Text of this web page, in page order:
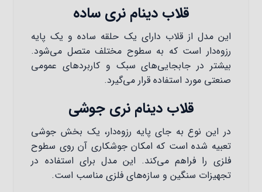
قلاب دینام نری ساده
این مدل از قلاب دارای یک حلقه ساده و یک پایه
رزوه‌دار است که به سطوح مختلف متصل می‌شود.
بیشتر در جابجایی‌های سبک و کاربردهای عمومی
صنعتی مورد استفاده قرار می‌گیرد.
قلاب دینام نری جوشی
در این نوع به جای پایه رزوه‌دار، یک بخش جوشی
تعبیه شده است که امکان جوشکاری آن روی سطوح
فلزی را فراهم می‌کند. این مدل برای استفاده در
تجهیزات سنگین و سازه‌های فلزی مناسب است.